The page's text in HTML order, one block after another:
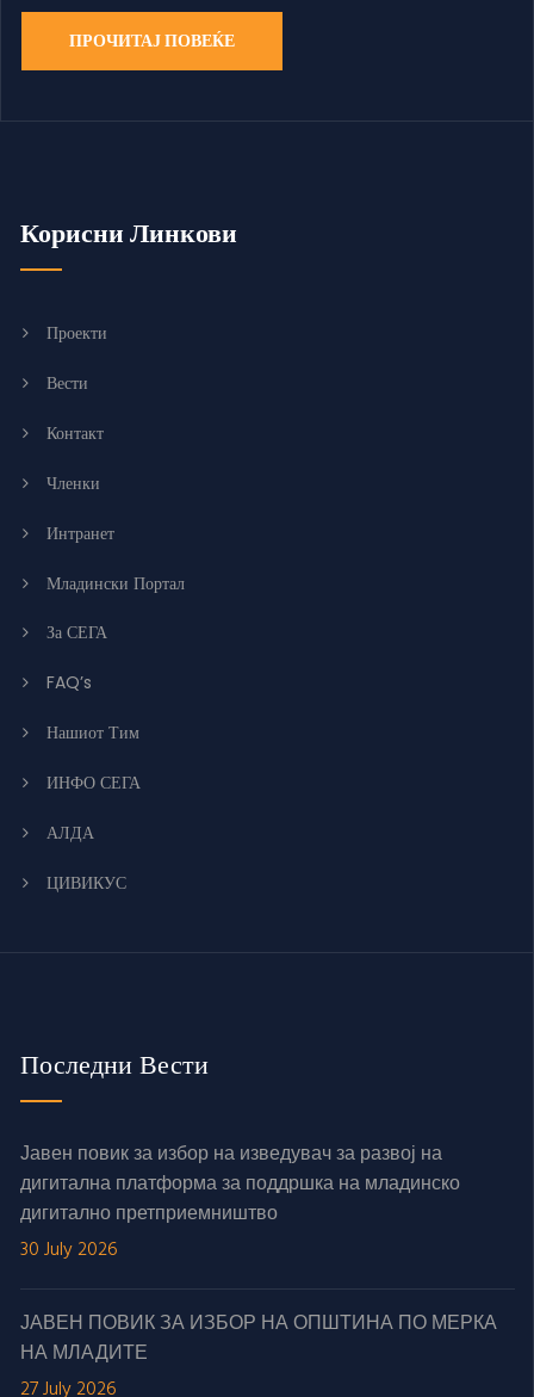
ПРОЧИТАЈ ПОВЕЌЕ
Корисни Линкови
Проекти
Вести
Контакт
Членки
Интранет
Младински Портал
За СЕГА
FAQ’s
Нашиот Тим
ИНФО СЕГА
АЛДА
ЦИВИКУС
Последни Вести
Јавен повик за избор на изведувач за развој на
дигитална платформа за поддршка на младинско
дигитално претприемништво
30 July 2026
ЈАВЕН ПОВИК ЗА ИЗБОР НА ОПШТИНА ПО МЕРКА
НА МЛАДИТЕ
27 July 2026